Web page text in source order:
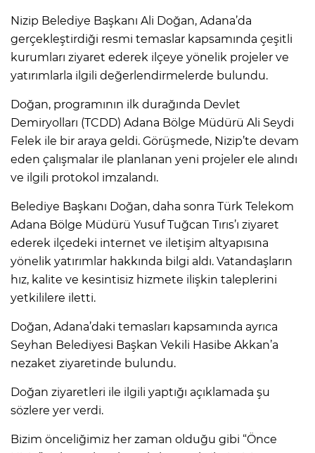
Nizip Belediye Başkanı Ali Doğan, Adana’da
gerçekleştirdiği resmi temaslar kapsamında çeşitli
kurumları ziyaret ederek ilçeye yönelik projeler ve
yatırımlarla ilgili değerlendirmelerde bulundu.
Doğan, programının ilk durağında Devlet
Demiryolları (TCDD) Adana Bölge Müdürü Ali Seydi
Felek ile bir araya geldi. Görüşmede, Nizip’te devam
eden çalışmalar ile planlanan yeni projeler ele alındı
ve ilgili protokol imzalandı.
Belediye Başkanı Doğan, daha sonra Türk Telekom
Adana Bölge Müdürü Yusuf Tuğcan Tırıs’ı ziyaret
ederek ilçedeki internet ve iletişim altyapısına
yönelik yatırımlar hakkında bilgi aldı. Vatandaşların
hız, kalite ve kesintisiz hizmete ilişkin taleplerini
yetkililere iletti.
Doğan, Adana’daki temasları kapsamında ayrıca
Seyhan Belediyesi Başkan Vekili Hasibe Akkan’a
nezaket ziyaretinde bulundu.
Doğan ziyaretleri ile ilgili yaptığı açıklamada şu
sözlere yer verdi.
Bizim önceliğimiz her zaman olduğu gibi “Önce